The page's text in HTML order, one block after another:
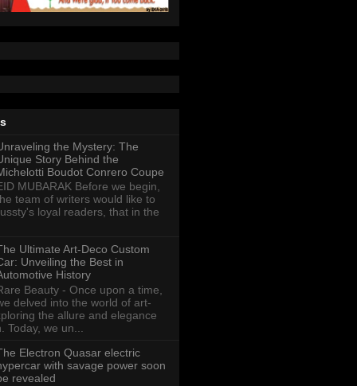
the Mystery: The
Story Behind the
Boudot Conrero Coupe
MUBARAK Before we begin,
team of writers would like to
loyal readers, that in the
Ultimate Art-Deco Custom
Unveiling the Best in
History
Beauty - Once upon a time,
delved into the world of art-
the allure and elegance
Today, we un...
Electron Quasar electric
with savage power soon
revealed